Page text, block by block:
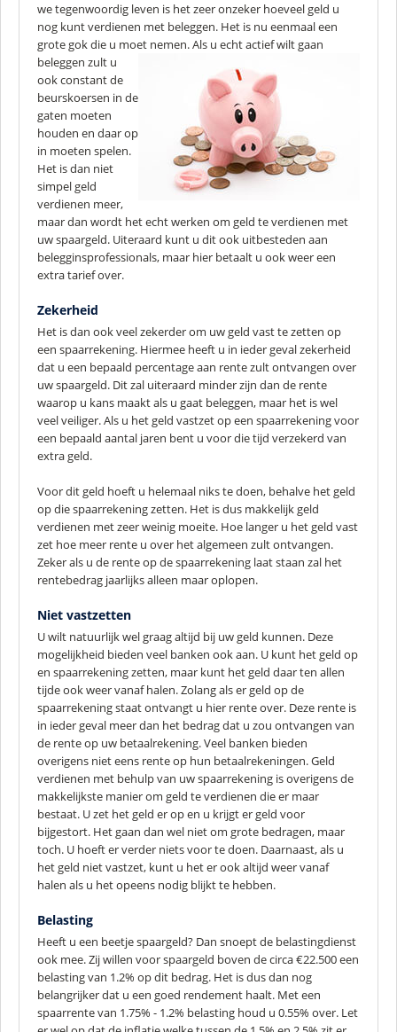
we tegenwoordig leven is het zeer onzeker hoeveel geld u
nog kunt verdienen met beleggen. Het is nu eenmaal een
grote gok die u moet nemen.Als u echt actief wilt gaan
beleggen zult u
ook constant de
beurskoersen in de
gaten moeten
houden en daar op
in moeten spelen.
Het is dan niet
simpel geld
verdienen meer,
maar dan wordt het echt werken om geld te verdienen met
uw spaargeld. Uiteraard kunt u dit ook uitbesteden aan
belegginsprofessionals, maar hier betaalt u ook weer een
extra tarief over.
Zekerheid
Het is dan ook veel zekerder om uw geld vast te zetten op
een spaarrekening. Hiermee heeft u in ieder geval zekerheid
dat u een bepaald percentage aan rente zult ontvangen over
uw spaargeld. Dit zal uiteraard minder zijn dan de rente
waarop u kans maakt als u gaat beleggen, maar het is wel
veel veiliger. Als u het geld vastzet op een spaarrekening voor
een bepaald aantal jaren bent u voor die tijd verzekerd van
extra geld.
Voor dit geld hoeft u helemaal niks te doen, behalve het geld
op die spaarrekening zetten. Het is dus makkelijk geld
verdienen met zeer weinig moeite. Hoe langer u het geld vast
zet hoe meer rente u over het algemeen zult ontvangen.
Zeker als u de rente op de spaarrekening laat staan zal het
rentebedrag jaarlijks alleen maar oplopen.
Niet vastzetten
U wilt natuurlijk wel graag altijd bij uw geld kunnen. Deze
mogelijkheid bieden veel banken ook aan. U kunt het geld op
en spaarrekening zetten, maar kunt het geld daar ten allen
tijde ook weer vanaf halen. Zolang als er geld op de
spaarrekening staat ontvangt u hier rente over. Deze rente is
in ieder geval meer dan het bedrag dat u zou ontvangen van
de rente op uw betaalrekening. Veel banken bieden
overigens niet eens rente op hun betaalrekeningen. Geld
verdienen met behulp van uw spaarrekening is overigens de
makkelijkste manier om geld te verdienen die er maar
bestaat. U zet het geld er op en u krijgt er geld voor
bijgestort. Het gaan dan wel niet om grote bedragen, maar
toch. U hoeft er verder niets voor te doen. Daarnaast, als u
het geld niet vastzet, kunt u het er ook altijd weer vanaf
halen als u het opeens nodig blijkt te hebben.
Belasting
Heeft u een beetje spaargeld? Dan snoept de belastingdienst
ook mee. Zij willen voor spaargeld boven de circa €22.500 een
belasting van 1.2% op dit bedrag. Het is dus dan nog
belangrijker dat u een goed rendement haalt. Met een
spaarrente van 1.75% - 1.2% belasting houd u 0.55% over. Let